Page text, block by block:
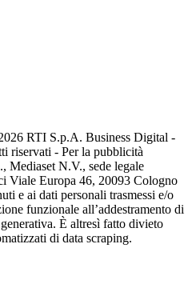
RTI S.p.A. Business Digital -
riservati - Per la pubblicità
Mediaset N.V., sede legale
Viale Europa 46, 20093 Cologno
e ai dati personali trasmessi e/o
funzionale all’addestramento di
È altresì fatto divieto
di data scraping.